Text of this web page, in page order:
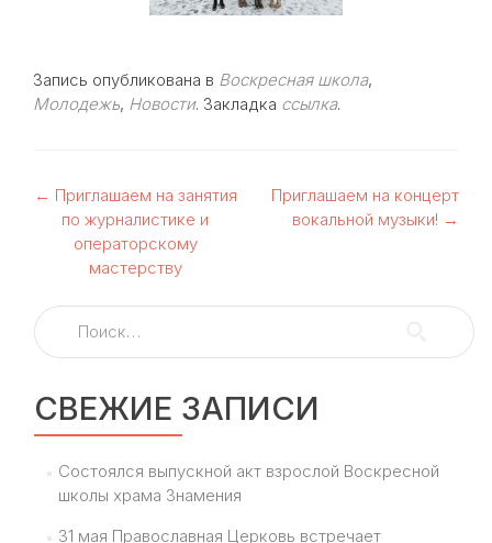
Запись опубликована в Воскресная школа,
Молодежь, Новости. Закладка ссылка.
Навигация
записям
← Приглашаем на занятия
по журналистике и
операторскому
мастерству
Приглашаем на концерт
вокальной музыки! →
Найти:
СВЕЖИЕ ЗАПИСИ
Состоялся выпускной акт взрослой Воскресной
школы храма Знамения
31 мая Православная Церковь встречает